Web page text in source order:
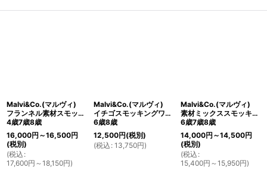
Malvi&Co.(マルヴィ)
フランネル素材スモッキングワンピース（グレー）
4歳7歳8歳
16,000円 ～16,500円
(税別)
(税込 :
17,600円 ～18,150円)
Malvi&Co.(マルヴィ)
イチゴスモッキングワンピース(ネイビーチェック)
6歳8歳
12,500円(税別)
(税込 : 13,750円)
Malvi&Co.(マルヴィ)
素材ミックススモッキングワンピース(グリーンチェック)
6歳7歳8歳
14,000円 ～14,500円
(税別)
(税込 :
15,400円 ～15,950円)